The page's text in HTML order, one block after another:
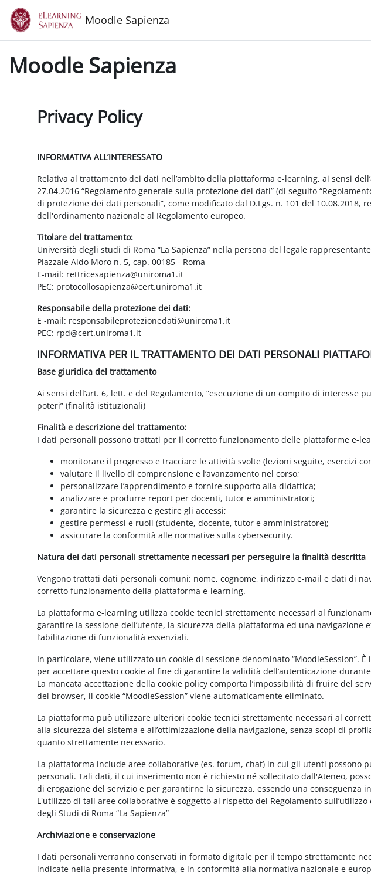
Vai al contenuto principale
Moodle Sapienza
Moodle Sapienza
Privacy Policy
INFORMATIVA ALL’INTERESSATO
Relativa al trattamento dei dati nell’ambito della piattaforma e-learning, ai sensi
27.04.2016 “Regolamento generale sulla protezione dei dati” (di seguito
di protezione dei dati personali”, come modificato dal D.Lgs. n. 101 del 10.08.2018,
dell'ordinamento nazionale al Regolamento europeo.
Titolare del trattamento:
Università degli studi di Roma “La Sapienza” nella persona del legale
Piazzale Aldo Moro n. 5, cap. 00185 - Roma
E-mail: rettricesapienza@uniroma1.it
PEC: protocollosapienza@cert.uniroma1.it
Responsabile della protezione dei dati:
E -mail: responsabileprotezionedati@uniroma1.it
PEC: rpd@cert.uniroma1.it
INFORMATIVA PER IL TRATTAMENTO DEI DATI PERSONALI
Base giuridica del trattamento
Ai sensi dell’art. 6, lett. e del Regolamento, “esecuzione di un compito di interesse
poteri” (finalità istituzionali)
Finalità e descrizione del trattamento:
I dati personali possono trattati per il corretto funzionamento delle piattaforme e-
monitorare il progresso e tracciare le attività svolte (lezioni seguite, esercizi
valutare il livello di comprensione e l’avanzamento nel corso;
personalizzare l’apprendimento e fornire supporto alla didattica;
analizzare e produrre report per docenti, tutor e amministratori;
garantire la sicurezza e gestire gli accessi;
gestire permessi e ruoli (studente, docente, tutor e amministratore);
assicurare la conformità alle normative sulla cybersecurity.
Natura dei dati personali strettamente necessari per perseguire la finalità descritta
Vengono trattati dati personali comuni: nome, cognome, indirizzo e-mail e dati di
corretto funzionamento della piattaforma e-learning.
La piattaforma e-learning utilizza cookie tecnici strettamente necessari al
garantire la sessione dell’utente, la sicurezza della piattaforma ed una navigazione
l’abilitazione di funzionalità essenziali.
In particolare, viene utilizzato un cookie di sessione denominato “MoodleSession”.
per accettare questo cookie al fine di garantire la validità dell’autenticazione
La mancata accettazione della cookie policy comporta l’impossibilità di fruire del
del browser, il cookie “MoodleSession” viene automaticamente eliminato.
La piattaforma può utilizzare ulteriori cookie tecnici strettamente necessari al
alla sicurezza del sistema e all’ottimizzazione della navigazione, senza scopi di
quanto strettamente necessario.
La piattaforma include aree collaborative (es. forum, chat) in cui gli utenti possono
personali. Tali dati, il cui inserimento non è richiesto né sollecitato dall'Ateneo,
di erogazione del servizio e per garantirne la sicurezza, essendo una
L'utilizzo di tali aree collaborative è soggetto al rispetto del Regolamento
degli Studi di Roma “La Sapienza”
Archiviazione e conservazione
I dati personali verranno conservati in formato digitale per il tempo strettamente
indicate nella presente informativa, e in conformità alla normativa nazionale e